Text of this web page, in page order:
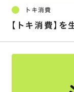
トキ消費
【トキ消費】